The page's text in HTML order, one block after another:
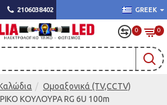
2106038402 GREEK
0 0
Ομοαξονικά (TV,CCTV)
ΚΟΥΛΟΥΡΑ RG 6U 100m